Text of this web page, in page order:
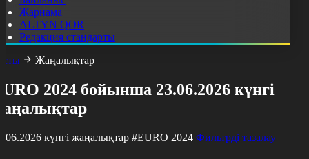
Жарнама
ALTYN QOR
Редакция стандарты
Жаңалықтар
2024 бойынша 23.06.2026 күнгі
күнгі жаңалықтар #EURO 2024 Фильтрді тазалау